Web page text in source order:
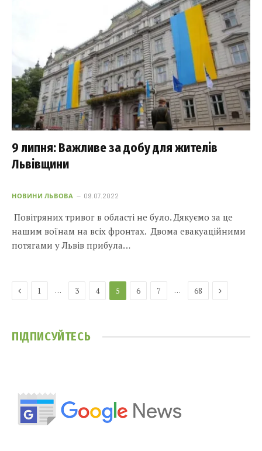
9 липня: Важливе за добу для жителів
Львівщини
НОВИНИ ЛЬВОВА 09.07.2022
Повітряних тривог в області не було. Дякуємо за це
нашим воїнам на всіх фронтах. Двома евакуаційними
потягами у Львів прибула…
Previous
1 … 3 4 5 6 7 … 68 Next
ПІДПИСУЙТЕСЬ